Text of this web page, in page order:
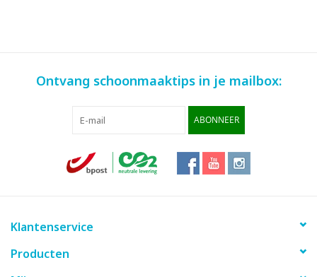
Ontvang schoonmaaktips in je mailbox:
ABONNEER
Klantenservice
Producten